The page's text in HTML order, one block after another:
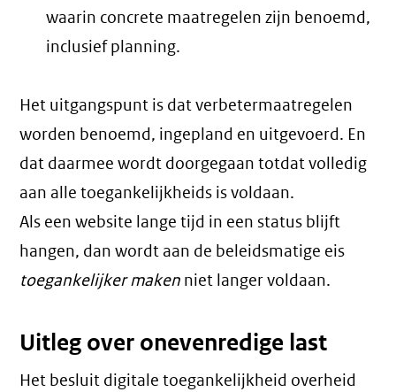
waarin concrete maatregelen zijn benoemd,
inclusief planning.
Het uitgangspunt is dat verbetermaatregelen
worden benoemd, ingepland en uitgevoerd. En
dat daarmee wordt doorgegaan totdat volledig
aan alle toegankelijkheids is voldaan.
Als een website lange tijd in een status blijft
hangen, dan wordt aan de beleidsmatige eis
toegankelijker maken niet langer voldaan.
Uitleg over onevenredige last
Het besluit digitale toegankelijkheid overheid